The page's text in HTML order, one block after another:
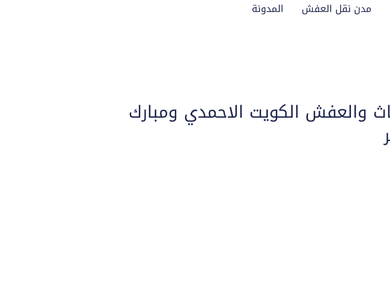
مدن نقل العفش المدونة
66728260 لنقل الاثاث والعفش الكويت الاحمدي ومبارك